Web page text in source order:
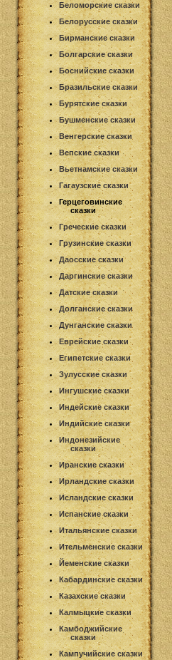
Беломорские сказки
Белорусские сказки
Бирманские сказки
Болгарские сказки
Боснийские сказки
Бразильские сказки
Бурятские сказки
Бушменские сказки
Венгерские сказки
Вепские сказки
Вьетнамские сказки
Гагаузские сказки
Герцеговинские
сказки
Греческие сказки
Грузинские сказки
Даосские сказки
Даргинские сказки
Датские сказки
Долганские сказки
Дунганские сказки
Еврейские сказки
Египетские сказки
Зулусские сказки
Ингушские сказки
Индейские сказки
Индийские сказки
Индонезийские
сказки
Иранские сказки
Ирландские сказки
Исландские сказки
Испанские сказки
Итальянские сказки
Ительменские сказки
Йеменские сказки
Кабардинские сказки
Казахские сказки
Калмыцкие сказки
Камбоджийские
сказки
Кампучийские сказки